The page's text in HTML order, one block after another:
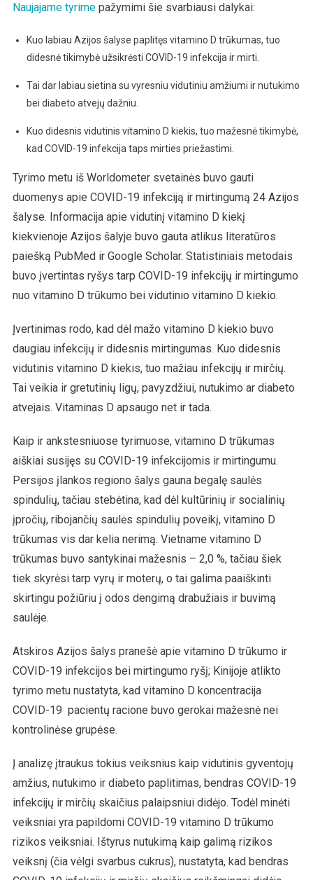
Naujajame tyrimepažymimi šie svarbiausi dalykai:
Kuo labiau Azijos šalyse paplitęs vitamino D trūkumas, tuo
didesnė tikimybė užsikrėsti COVID-19 infekcija ir mirti.
Tai dar labiau sietina su vyresniu vidutiniu amžiumi ir nutukimo
bei diabeto atvejų dažniu.
Kuo didesnis vidutinis vitamino D kiekis, tuo mažesnė tikimybė,
kad COVID-19 infekcija taps mirties priežastimi.
Tyrimo metu iš Worldometer svetainės buvo gauti
duomenys apie COVID-19 infekciją ir mirtingumą 24 Azijos
šalyse. Informacija apie vidutinį vitamino D kiekį
kiekvienoje Azijos šalyje buvo gauta atlikus literatūros
paiešką PubMed ir Google Scholar. Statistiniais metodais
buvo įvertintas ryšys tarp COVID-19 infekcijų ir mirtingumo
nuo vitamino D trūkumo bei vidutinio vitamino D kiekio.
Įvertinimas rodo, kad dėl mažo vitamino D kiekio buvo
daugiau infekcijų ir didesnis mirtingumas. Kuo didesnis
vidutinis vitamino D kiekis, tuo mažiau infekcijų ir mirčių.
Tai veikia ir gretutinių ligų, pavyzdžiui, nutukimo ar diabeto
atvejais. Vitaminas D apsaugo net ir tada.
Kaip ir ankstesniuose tyrimuose, vitamino D trūkumas
aiškiai susijęs su COVID-19 infekcijomis ir mirtingumu.
Persijos įlankos regiono šalys gauna begalę saulės
spindulių, tačiau stebėtina, kad dėl kultūrinių ir socialinių
įpročių, ribojančių saulės spindulių poveikį, vitamino D
trūkumas vis dar kelia nerimą. Vietname vitamino D
trūkumas buvo santykinai mažesnis – 2,0 %, tačiau šiek
tiek skyrėsi tarp vyrų ir moterų, o tai galima paaiškinti
skirtingu požiūriu į odos dengimą drabužiais ir buvimą
saulėje.
Atskiros Azijos šalys pranešė apie vitamino D trūkumo ir
COVID-19 infekcijos bei mirtingumo ryšį; Kinijoje atlikto
tyrimo metu nustatyta, kad vitamino D koncentracija
COVID-19 pacientų racione buvo gerokai mažesnė nei
kontrolinėse grupėse.
Į analizę įtraukus tokius veiksnius kaip vidutinis gyventojų
amžius, nutukimo ir diabeto paplitimas, bendras COVID-19
infekcijų ir mirčių skaičius palaipsniui didėjo. Todėl minėti
veiksniai yra papildomi COVID-19 vitamino D trūkumo
rizikos veiksniai. Ištyrus nutukimą kaip galimą rizikos
veiksnį (čia vėlgi svarbus cukrus), nustatyta, kad bendras